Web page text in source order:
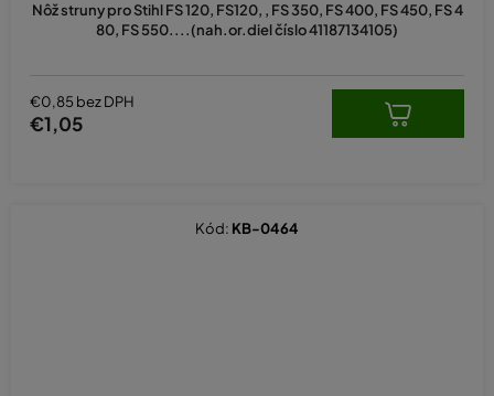
Nôž struny pro Stihl FS 120, FS120, , FS 350, FS 400, FS 450, FS 4
80, FS 550....(nah.or.diel číslo 41187134105)
€0,85 bez DPH
€1,05
Kód: KB-0464